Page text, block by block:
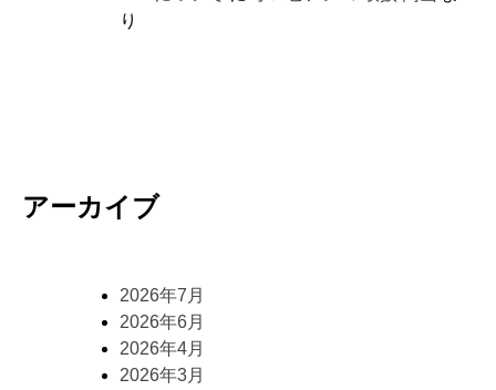
り
アーカイブ
2026年7月
2026年6月
2026年4月
2026年3月